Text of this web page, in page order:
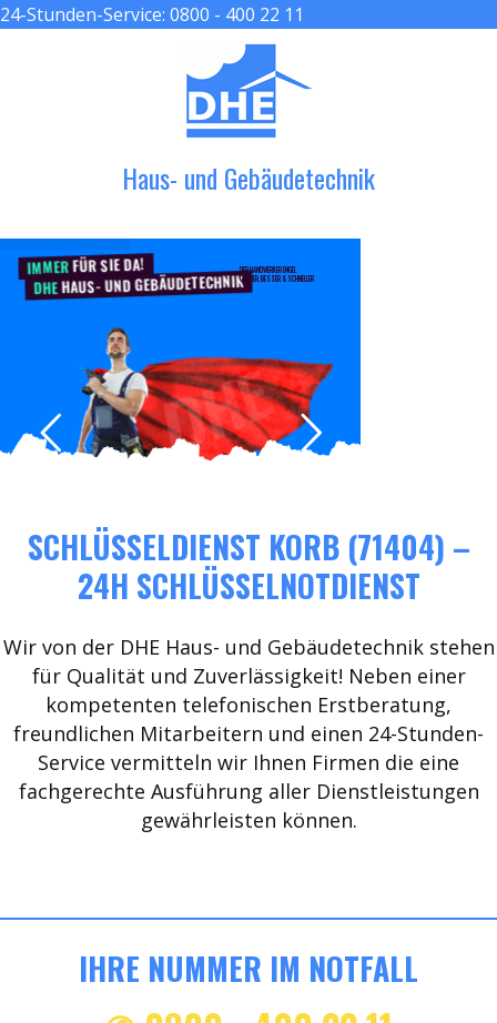
24-Stunden-Service: 0800 - 400 22 11
Haus- und Gebäudetechnik
IMMERFÜR SIE DA!
DHEHAUS- UND GEBÄUDETECHNIK
DER HANDWERKER ENGEL
GRÖßER, BESSER & SCHNELLER
SCHLÜSSELDIENST KORB (71404) –
24H SCHLÜSSELNOTDIENST
Wir von der DHE Haus- und Gebäudetechnik stehen
für Qualität und Zuverlässigkeit! Neben einer
kompetenten telefonischen Erstberatung,
freundlichen Mitarbeitern und einen 24-Stunden-
Service vermitteln wir Ihnen Firmen die eine
fachgerechte Ausführung aller Dienstleistungen
gewährleisten können.
IHRE NUMMER IM NOTFALL